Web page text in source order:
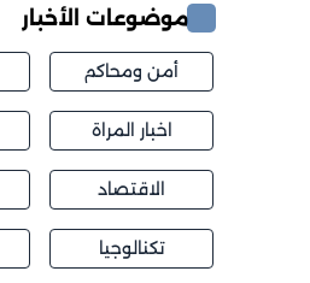
موضوعات الأخبار
أمن ومحاكم
اخبار المراة
الاقتصاد
تكنالوجيا